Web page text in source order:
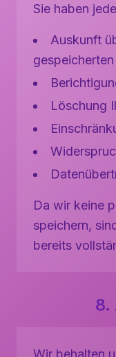
Sie haben
Auskunft
Löschung
Da wir keine
speichern,
bereits
8.
Wir behalten